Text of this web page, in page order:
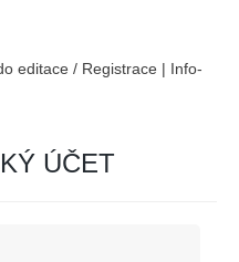
editace / Registrace | Info-
ÚČET